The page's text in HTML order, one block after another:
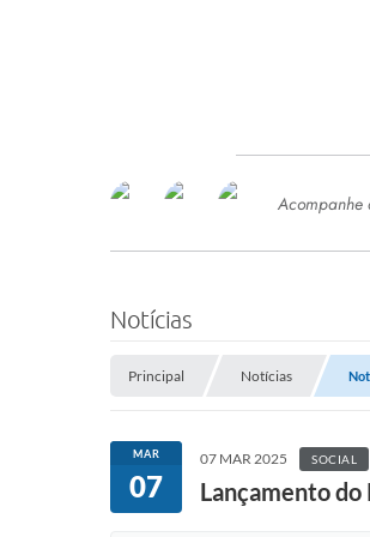
SERVIÇOS
SEMED
Processo de Contratação -
Concursos e Processos
Acompanhe
Notícias
Principal Notícias
MAR
07
07 MAR 2025 SOCIAL
Lançamento